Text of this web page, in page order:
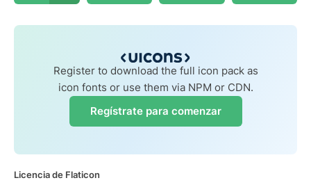
Register to download the full icon pack as
icon fonts or use them via NPM or CDN.
Regístrate para comenzar
Licencia de Flaticon